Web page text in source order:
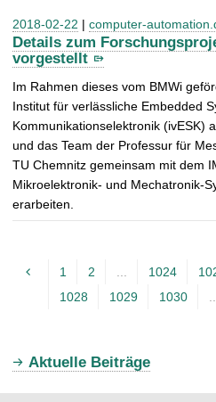
2018-02-22 | computer-
Details zum
vorgestellt
Im Rahmen dieses vom BMWi
Institut für verlässliche Embedded
Kommunikationselektronik (ivESK)
und das Team der Professur für
TU Chemnitz gemeinsam mit dem
Mikroelektronik- und Mechatronik-
erarbeiten.
1 2 ... 1024
1028 1029 1030
Aktuelle Beiträge